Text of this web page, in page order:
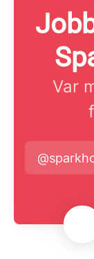
Var